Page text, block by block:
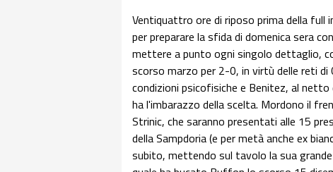
Ventiquattro ore di riposo prima della full
per preparare la sfida di domenica sera
mettere a punto ogni singolo dettaglio,
scorso marzo per 2-0, in virtù delle reti di
condizioni psicofisiche e Benitez, al netto
ha l'imbarazzo della scelta. Mordono il
Strinic, che saranno presentati alle 15
della Sampdoria (e per metà anche ex
subito, mettendo sul tavolo la sua